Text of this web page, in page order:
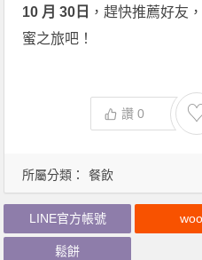
10 月 30日 ，趕快推薦好友
蜜之旅吧！
讚0
所屬分類： 餐飲
LINE官方帳號
鬆餅